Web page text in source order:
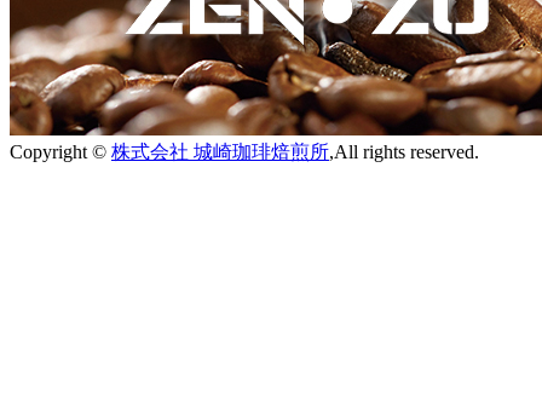
Copyright © 株式会社 城崎珈琲焙煎所,All rights reserved.